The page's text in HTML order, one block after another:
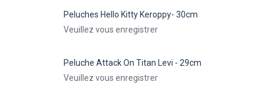
Peluches Hello Kitty Keroppy- 30cm
Veuillez vous enregistrer
Peluche Attack On Titan Levi - 29cm
Veuillez vous enregistrer